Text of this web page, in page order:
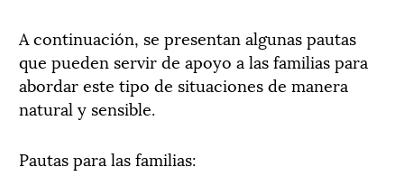
A continuación, se presentan algunas pautas
que pueden servir de apoyo a las familias para
abordar este tipo de situaciones de manera
natural y sensible.
Pautas para las familias: